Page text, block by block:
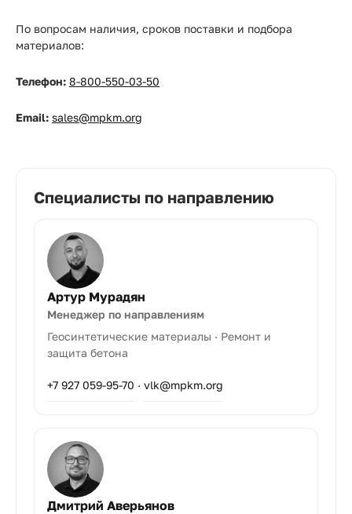
По вопросам наличия, сроков поставки и подбора
материалов:
Телефон: 8-800-550-03-50
Email: sales@mpkm.org
Специалисты по направлению
Артур Мурадян
Менеджер по направлениям
Геосинтетические материалы · Ремонт и
защита бетона
+7 927 059-95-70 · vlk@mpkm.org
Дмитрий Аверьянов